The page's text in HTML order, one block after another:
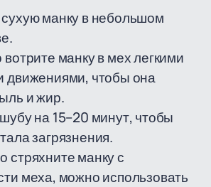
манку в небольшом
вотрите манку в мех легкими
движениями, чтобы она
и жир.
на 15–20 минут, чтобы
загрязнения.
стряхните манку с
меха, можно использовать